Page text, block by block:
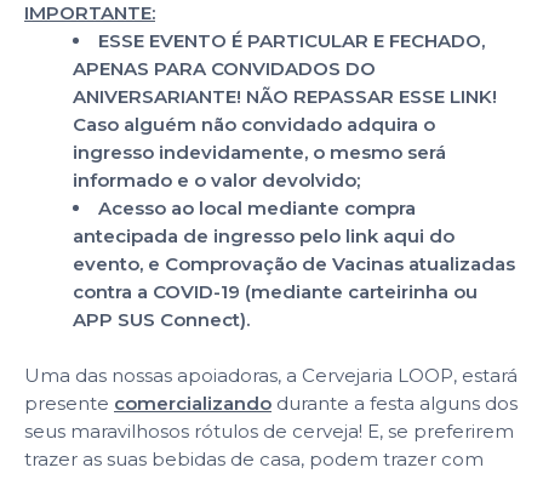
IMPORTANTE:
ESSE EVENTO É PARTICULAR E FECHADO,
APENAS PARA CONVIDADOS DO
ANIVERSARIANTE! NÃO REPASSAR ESSE LINK!
Caso alguém não convidado adquira o
ingresso indevidamente, o mesmo será
informado e o valor devolvido;
Acesso ao local mediante compra
antecipada de ingresso pelo link aqui do
evento, e Comprovação de Vacinas atualizadas
contra a COVID-19 (mediante carteirinha ou
APP SUS Connect).
Uma das nossas apoiadoras, a Cervejaria LOOP, estará
presente comercializando durante a festa alguns dos
seus maravilhosos rótulos de cerveja! E, se preferirem
trazer as suas bebidas de casa, podem trazer com